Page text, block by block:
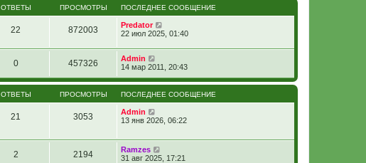
ОТВЕТЫ ПРОСМОТРЫ ПОСЛЕДНЕЕ СООБЩЕНИЕ
22 872003
Predator
22 июл 2025, 01:40
0 457326
Admin
14 мар 2011, 20:43
ОТВЕТЫ ПРОСМОТРЫ ПОСЛЕДНЕЕ СООБЩЕНИЕ
21 3053
Admin
13 янв 2026, 06:22
2 2194
Ramzes
31 авг 2025, 17:21